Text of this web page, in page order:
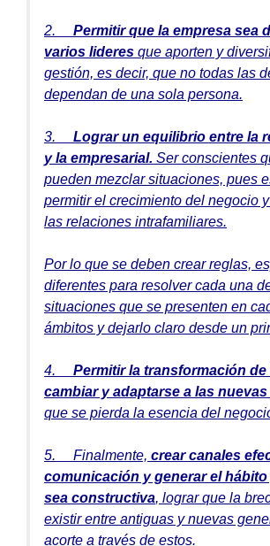
2. Permitir que la empresa sea
varios lideres que aporten y
gestión, es decir, que no todas las
dependan de una sola persona.
3. Lograr un equilibrio entre la
y la empresarial. Ser conscientes
pueden mezclar situaciones, pues
permitir el crecimiento del negocio
las relaciones intrafamiliares.
Por lo que se deben crear reglas,
diferentes para resolver cada una
situaciones que se presenten en
ámbitos y dejarlo claro desde un
4. Permitir la transformación de
cambiar y adaptarse a las
que se pierda la esencia del
5. Finalmente, crear canales
comunicación y generar el hábito
sea constructiva, lograr que la
existir entre antiguas y nuevas
acorte a través de estos.